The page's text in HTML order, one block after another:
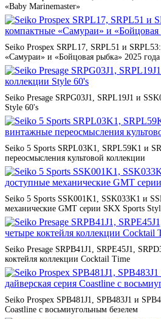
«Baby Marinemaster»
Seiko Prospex SRPL17, SRPL51 и
«Самураи» и «Бойцовая рыбка» 2025 года
Seiko Presage SRPG03J1, SRPL19J1 и
Style 60's
Seiko 5 Sports SRPL03K1, SRPL59K1 и
переосмысления культовой коллекции
Seiko 5 Sports SSK001K1, SSK033K1 и
механические GMT серии SKX Sports
Seiko Presage SRPB41J1, SRPE45J1,
коктейля коллекции Cocktail Time
Seiko Prospex SPB481J1, SPB483J1 и
Coastline с восьмиугольным безелем